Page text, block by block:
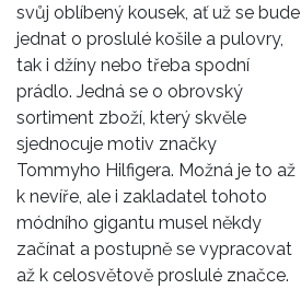
svůj oblíbený kousek, ať už se bude
jednat o proslulé košile a pulovry,
tak i džíny nebo třeba spodní
prádlo. Jedná se o obrovský
sortiment zboží, který skvěle
sjednocuje motiv značky
Tommyho Hilfigera. Možná je to až
k nevíře, ale i zakladatel tohoto
módního gigantu musel někdy
začínat a postupně se vypracovat
až k celosvětově proslulé značce.